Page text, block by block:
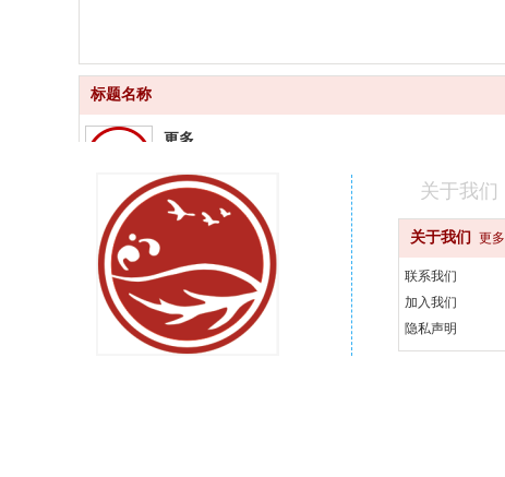
标题名称
更多
更快
更好
汇聚品牌
关于我们 更多
联系我们
加入我们
隐私声明
关于我们